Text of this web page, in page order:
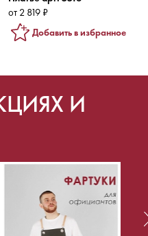
от 2 819 ₽
Добавить в избранное
И